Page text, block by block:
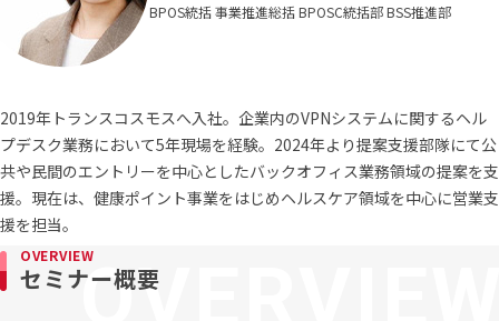
BPOS統括 事業推進総括 BPOSC統括部 BSS推進部
2019年トランスコスモスへ入社。企業内のVPNシステムに関するヘル
プデスク業務において5年現場を経験。2024年より提案支援部隊にて公
共や民間のエントリーを中心としたバックオフィス業務領域の提案を支
援。現在は、健康ポイント事業をはじめヘルスケア領域を中心に営業支
援を担当。
OVERVIEW
セミナー概要